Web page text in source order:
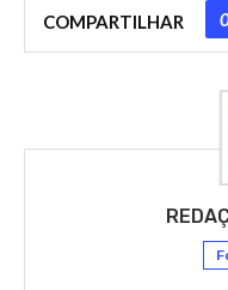
COMPARTILHAR